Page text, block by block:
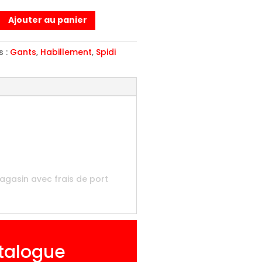
Ajouter au panier
: Gants, Habillement, Spidi
avec frais de port